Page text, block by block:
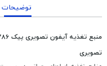
توضیحات
تصویری